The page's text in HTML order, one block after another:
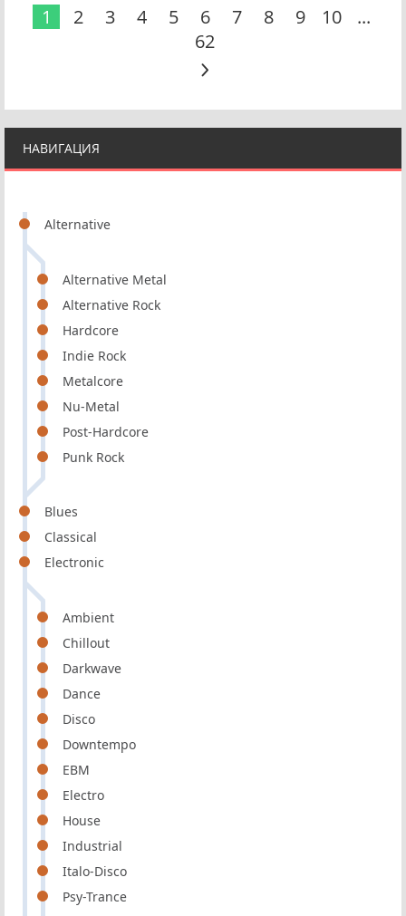
НАВИГАЦИЯ
Alternative
Alternative Metal
Alternative Rock
Hardcore
Indie Rock
Metalcore
Nu-Metal
Post-Hardcore
Punk Rock
Blues
Classical
Electronic
Ambient
Chillout
Darkwave
Dance
Disco
Downtempo
EBM
Electro
House
Industrial
Italo-Disco
Psy-Trance
1 2 3 4 5 6 7 8 9 10
...
62